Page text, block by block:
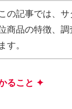
の記事では、
商品の特徴、
ます。
ること ✦